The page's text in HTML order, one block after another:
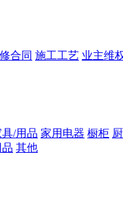
合同 施工工艺 业主维
具/用品 家用电器 橱柜
品 其他